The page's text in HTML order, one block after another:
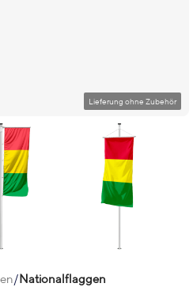
Nationalflaggen